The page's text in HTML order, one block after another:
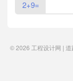
2+9=
© 2026 工程设计网 |